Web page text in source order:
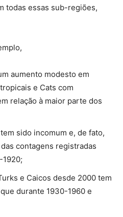
todas essas sub-regiões,
aumento modesto em
e Cats com
relação à maior parte dos
sido incomum e, de fato,
contagens registradas
e Caicos desde 2000 tem
durante 1930-1960 e